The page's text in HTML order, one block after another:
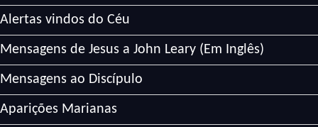
Alertas vindos do Céu
Mensagens de Jesus a John Leary (Em Inglês)
Mensagens ao Discípulo
Aparições Marianas